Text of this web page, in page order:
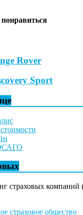
Rover
Sport
страховых компаний